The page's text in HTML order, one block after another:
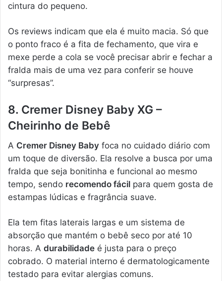
cintura do pequeno.
Os reviews indicam que ela é muito macia. Só que
o ponto fraco é a fita de fechamento, que vira e
mexe perde a cola se você precisar abrir e fechar a
fralda mais de uma vez para conferir se houve
“surpresas”.
8. Cremer Disney Baby XG –
Cheirinho de Bebê
A Cremer Disney Baby foca no cuidado diário com
um toque de diversão. Ela resolve a busca por uma
fralda que seja bonitinha e funcional ao mesmo
tempo, sendo recomendo fácil para quem gosta de
estampas lúdicas e fragrância suave.
Ela tem fitas laterais largas e um sistema de
absorção que mantém o bebê seco por até 10
horas. A durabilidade é justa para o preço
cobrado. O material interno é dermatologicamente
testado para evitar alergias comuns.